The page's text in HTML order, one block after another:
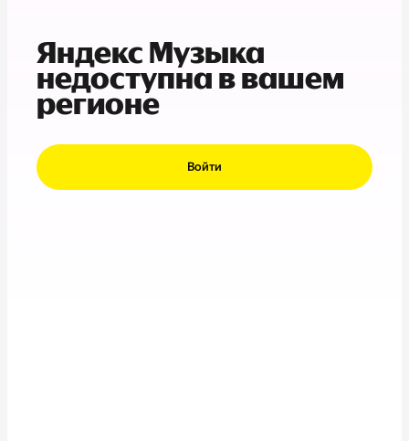
Яндекс Музыка
недоступна в вашем
регионе
Войти